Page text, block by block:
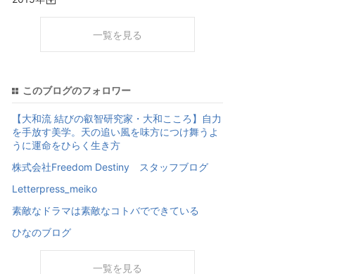
一覧を見る
このブログのフォロワー
【大和流 結びの叡智研究家・大和こころ】自力
を手放す美学。天の追い風を味方につけ舞うよ
うに運命をひらく生き方
株式会社Freedom Destiny スタッフブログ
Letterpress_meiko
素敵なドラマは素敵なコトバでできている
ひなのブログ
一覧を見る